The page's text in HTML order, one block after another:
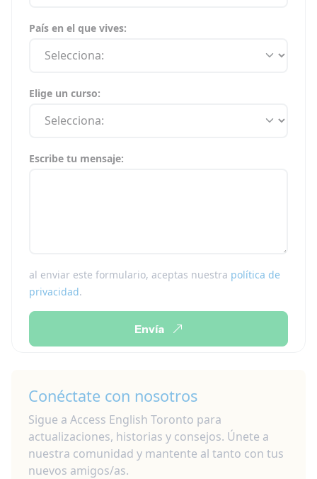
País en el que vives:
Elige un curso:
Escribe tu mensaje:
al enviar este formulario, aceptas nuestra política de
privacidad.
Envía
Conéctate con nosotros
Sigue a Access English Toronto para
actualizaciones, historias y consejos. Únete a
nuestra comunidad y mantente al tanto con tus
nuevos amigos/as.